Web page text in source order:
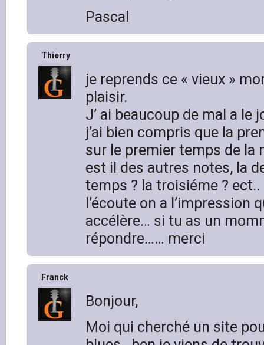
Pascal
Thierry
je reprends ce « vieux »
plaisir.
J’ ai beaucoup de mal a le
j’ai bien compris que la
sur le premier temps de la
est il des autres notes, la
temps ? la troisiéme ? ect..
l’écoute on a l’impression
accélère… si tu as un
répondre…… merci
Franck
Bonjour,
Moi qui cherché un site